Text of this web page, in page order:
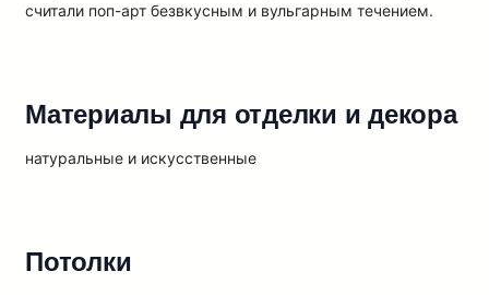
считали поп-арт безвкусным и вульгарным течением.
Материалы для отделки и декора
натуральные и искусственные
Потолки